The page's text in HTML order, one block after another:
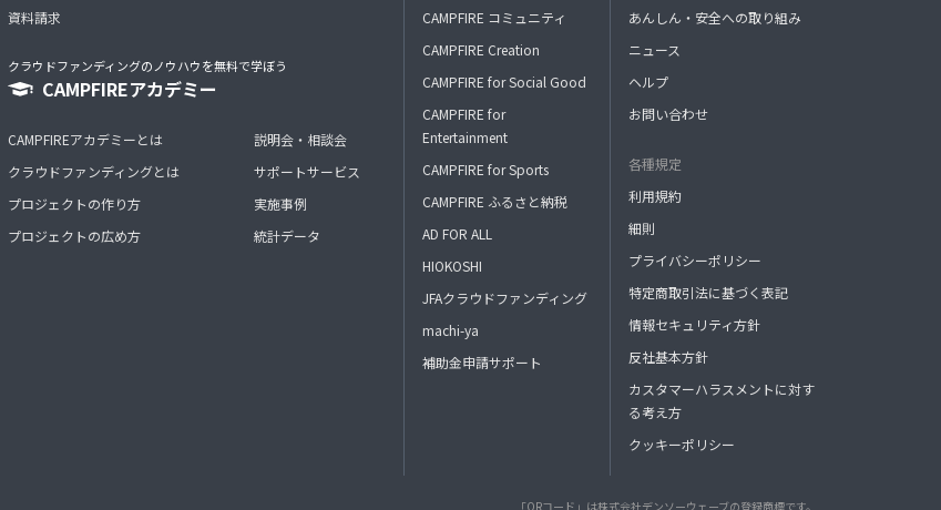
資料請求
クラウドファンディングのノウハウを無料で学ぼう
CAMPFIREアカデミー
CAMPFIREアカデミーとは
クラウドファンディングとは
プロジェクトの作り方
プロジェクトの広め方
説明会・相談会
サポートサービス
実施事例
統計データ
CAMPFIRE コミュニティ
CAMPFIRE Creation
CAMPFIRE for Social Good
CAMPFIRE for
Entertainment
CAMPFIRE for Sports
CAMPFIRE ふるさと納税
AD FOR ALL
HIOKOSHI
JFAクラウドファンディング
machi-ya
補助金申請サポート
あんしん・安全への取り組み
ニュース
ヘルプ
お問い合わせ
各種規定
利用規約
細則
プライバシーポリシー
特定商取引法に基づく表記
情報セキュリティ方針
反社基本方針
カスタマーハラスメントに対す
る考え方
クッキーポリシー
「QRコード」は株式会社デンソーウェーブの登録商標です。